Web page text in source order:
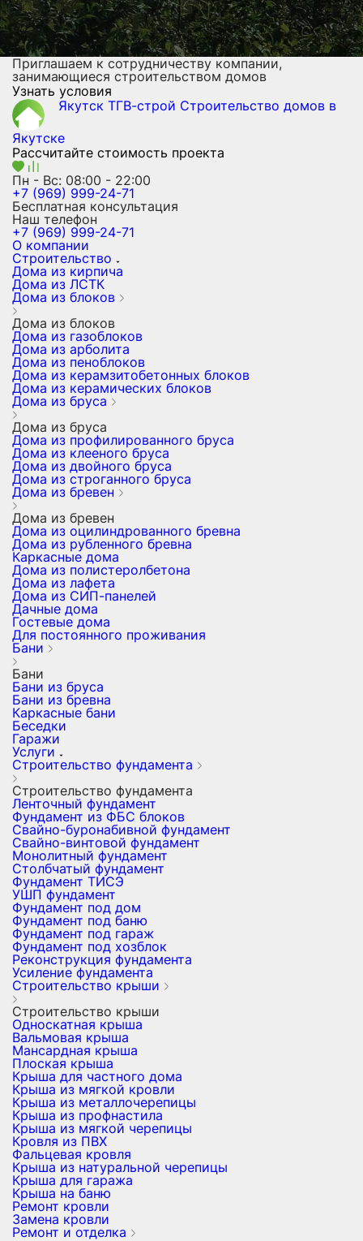
Приглашаем к сотрудничеству компании,
занимающиеся строительством домов
Узнать условия
Якутск ТГВ-строй Строительство домов в
Якутске
Рассчитайте стоимость проекта
Пн - Вс: 08:00 - 22:00
+7 (969) 999-24-71
Бесплатная консультация
Наш телефон
+7 (969) 999-24-71
О компании
Строительство
Дома из кирпича
Дома из ЛСТК
Дома из блоков
Дома из блоков
Дома из газоблоков
Дома из арболита
Дома из пеноблоков
Дома из керамзитобетонных блоков
Дома из керамических блоков
Дома из бруса
Дома из бруса
Дома из профилированного бруса
Дома из клееного бруса
Дома из двойного бруса
Дома из строганного бруса
Дома из бревен
Дома из бревен
Дома из оцилиндрованного бревна
Дома из рубленного бревна
Каркасные дома
Дома из полистеролбетона
Дома из лафета
Дома из СИП-панелей
Дачные дома
Гостевые дома
Для постоянного проживания
Бани
Бани
Бани из бруса
Бани из бревна
Каркасные бани
Беседки
Гаражи
Услуги
Строительство фундамента
Строительство фундамента
Ленточный фундамент
Фундамент из ФБС блоков
Свайно-буронабивной фундамент
Свайно-винтовой фундамент
Монолитный фундамент
Столбчатый фундамент
Фундамент ТИСЭ
УШП фундамент
Фундамент под дом
Фундамент под баню
Фундамент под гараж
Фундамент под хозблок
Реконструкция фундамента
Усиление фундамента
Строительство крыши
Строительство крыши
Односкатная крыша
Вальмовая крыша
Мансардная крыша
Плоская крыша
Крыша для частного дома
Крыша из мягкой кровли
Крыша из металлочерепицы
Крыша из профнастила
Крыша из мягкой черепицы
Кровля из ПВХ
Фальцевая кровля
Крыша из натуральной черепицы
Крыша для гаража
Крыша на баню
Ремонт кровли
Замена кровли
Ремонт и отделка